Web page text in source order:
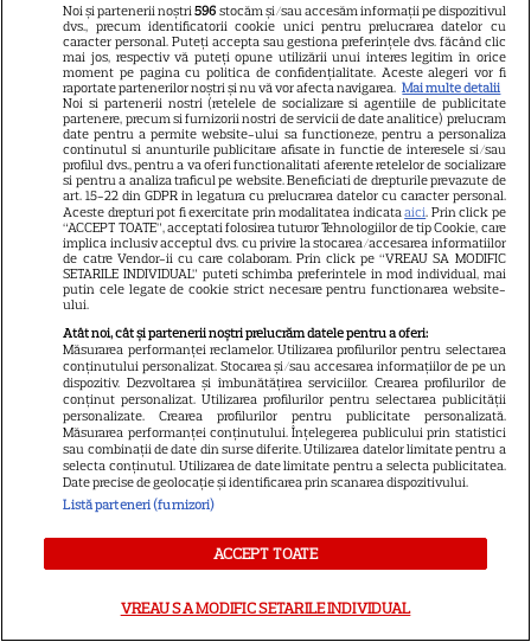
3
spectaculos pe Disney+ în
thrillerul psihologic „Furie și
seducție”
ȘTIRI
25 de ani de la lansarea
filmului „Stăpânul inelelor:
Frăția Inelului”! Cum a creat
Peter Jackson una dintre cele
mai iubite producții fantasy din
ŞTIRI
TELEVIZIUNE
înainte de Asia Express: „Cred
Noi și partenerii noștri596 stocăm și/sau accesăm informații pe dispozitivul
dvs., precum identificatorii cookie unici pentru prelucrarea datelor cu
caracter personal. Puteți accepta sau gestiona preferințele dvs. făcând clic
mai jos, respectiv vă puteți opune utilizării unui interes legitim în orice
moment pe pagina cu politica de confidențialitate. Aceste alegeri vor fi
raportate partenerilor noștri și nu vă vor afecta navigarea. Mai multe detalii
Noi si partenerii nostri (retelele de socializare si agentiile de publicitate
partenere, precum si furnizorii nostri de servicii de date analitice) prelucram
date pentru a permite website-ului sa functioneze, pentru a personaliza
continutul si anunturile publicitare afisate in functie de interesele si/sau
profilul dvs., pentru a va oferi functionalitati aferente retelelor de socializare
si pentru a analiza traficul pe website. Beneficiati de drepturile prevazute de
art. 15-22 din GDPR in legatura cu prelucrarea datelor cu caracter personal.
Aceste drepturi pot fi exercitate prin modalitatea indicataaici. Prin click pe
“ACCEPT TOATE”, acceptati folosirea tuturor Tehnologiilor de tip Cookie, care
implica inclusiv acceptul dvs. cu privire la stocarea/accesarea informatiilor
de catre Vendor-ii cu care colaboram. Prin click pe “VREAU SA MODIFIC
SETARILE INDIVIDUAL” puteti schimba preferintele in mod individual, mai
putin cele legate de cookie strict necesare pentru functionarea website-
ului.
Atât noi, cât și partenerii noștri prelucrăm datele pentru a oferi:
Măsurarea performanței reclamelor. Utilizarea profilurilor pentru selectarea
conținutului personalizat. Stocarea și/sau accesarea informațiilor de pe un
dispozitiv. Dezvoltarea și îmbunătățirea serviciilor. Crearea profilurilor de
conținut personalizat. Utilizarea profilurilor pentru selectarea publicității
personalizate. Crearea profilurilor pentru publicitate personalizată.
Măsurarea performanței conținutului. Înțelegerea publicului prin statistici
sau combinații de date din surse diferite. Utilizarea datelor limitate pentru a
selecta conținutul. Utilizarea de date limitate pentru a selecta publicitatea.
Date precise de geolocație și identificarea prin scanarea dispozitivului.
Listă parteneri (furnizori)
ACCEPT TOATE
VREAU SA MODIFIC SETARILE INDIVIDUAL